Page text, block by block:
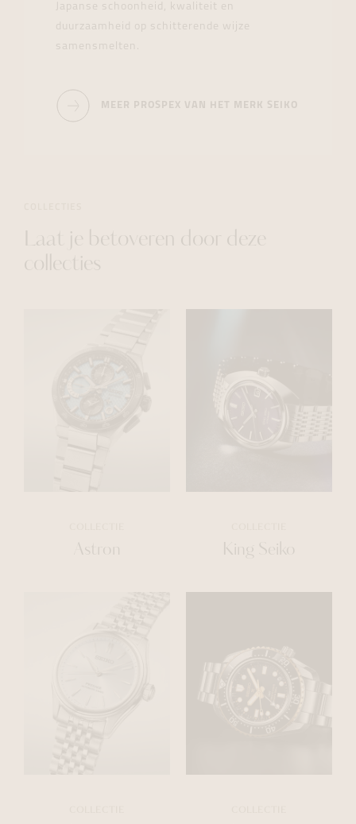
Japanse schoonheid, kwaliteit en
duurzaamheid op schitterende wijze
samensmelten.
MEER PROSPEX VAN HET MERK SEIKO
Laat je betoveren door deze
collecties
Astron King Seiko